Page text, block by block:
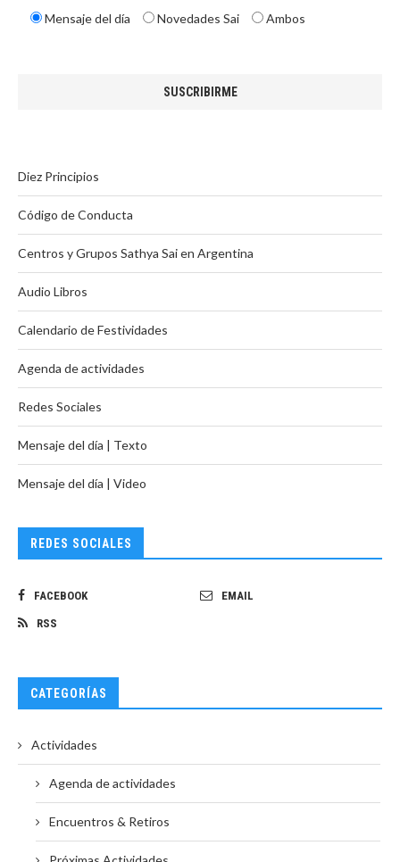
Mensaje del día Novedades Sai Ambos
Diez Principios
Código de Conducta
Centros y Grupos Sathya Sai en Argentina
Audio Libros
Calendario de Festividades
Agenda de actividades
Redes Sociales
Mensaje del día | Texto
Mensaje del día | Video
REDES SOCIALES
FACEBOOK EMAIL
RSS
CATEGORÍAS
Actividades
Agenda de actividades
Encuentros & Retiros